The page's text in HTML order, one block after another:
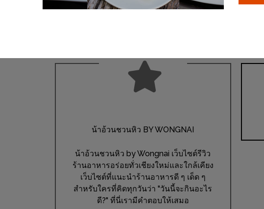
WONGNAI.COM
เป็น
#มา
มั้ย
น้าอ้วนชวนหิว BY WONGNAI
น้าอ้วนชวนหิว by Wongnai เว็บไซต์รีวิว
ร้านอาหารอร่อยทั่วเชียงใหม่และใกล้เคียง
เว็บไซต์ที่แนะนำร้านอาหารดี ๆ เด็ด ๆ
สำหรับใครที่คิดทุกวันว่า "วันนี้จะกินอะไร
ดี?" ที่นี่เรามีคำตอบให้เสมอ